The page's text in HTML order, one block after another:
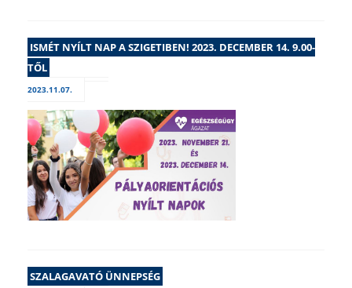
ISMÉT NYÍLT NAP A SZIGETIBEN! 2023. DECEMBER 14. 9.00-
TŐL
2023.11.07.
SZALAGAVATÓ ÜNNEPSÉG